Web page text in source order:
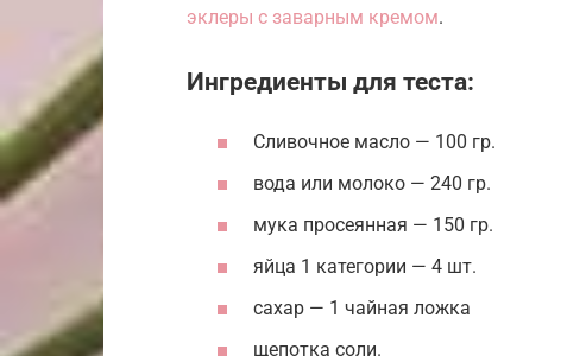
эклеры с заварным кремом.
Ингредиенты для теста:
Сливочное масло — 100 гр.
вода или молоко — 240 гр.
мука просеянная — 150 гр.
яйца 1 категории — 4 шт.
сахар — 1 чайная ложка
щепотка соли.